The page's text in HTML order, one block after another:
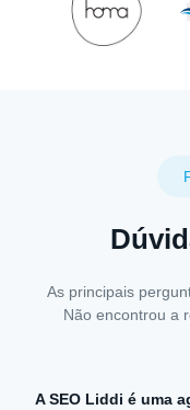
As principais
Não encontrou a
A SEO Liddi é uma